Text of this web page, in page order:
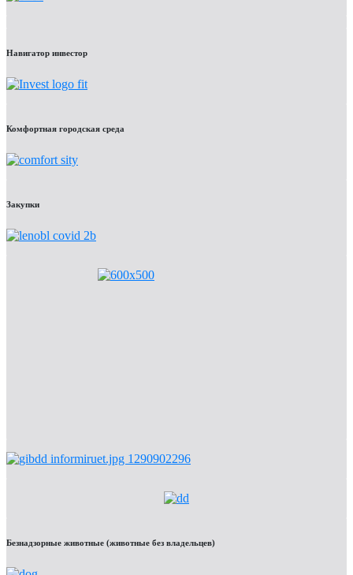
Навигатор инвестор
Комфортная городская среда
Закупки
Безнадзорные животные (животные без владельцев)